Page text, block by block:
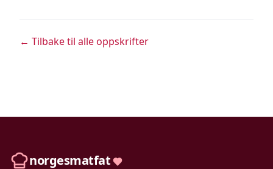
← Tilbake til alle oppskrifter
norgesmatfat